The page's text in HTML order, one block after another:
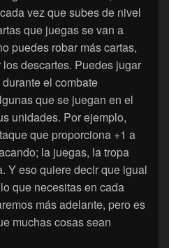
vez que subes de nivel
que juegas se van a
puedes robar más cartas,
descartes. Puedes jugar
el combate
que se juegan en el
unidades. Por ejemplo,
que proporciona +1 a
la juegas, la tropa
Y eso quiere decir que igual
que necesitas en cada
más adelante, pero es
muchas cosas sean